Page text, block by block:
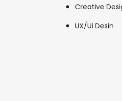
Creative
UX/Ui Desin